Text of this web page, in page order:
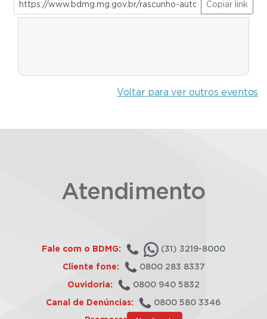
Copiar link
Voltar para ver outros eventos
Atendimento
Fale com o BDMG: (31) 3219-8000
Cliente fone: 0800 283 8337
Ouvidoria: 0800 940 5832
Canal de Denúncias: 0800 580 3346